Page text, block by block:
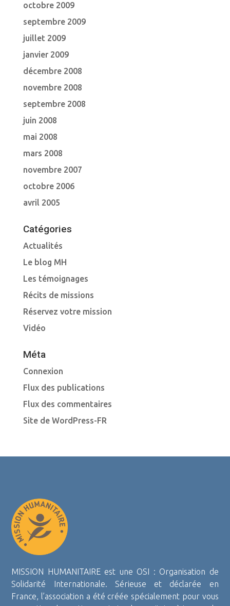
octobre 2009
septembre 2009
juillet 2009
janvier 2009
décembre 2008
novembre 2008
septembre 2008
juin 2008
mai 2008
mars 2008
novembre 2007
octobre 2006
avril 2005
Catégories
Actualités
Le blog MH
Les témoignages
Récits de missions
Réservez votre mission
Vidéo
Méta
Connexion
Flux des publications
Flux des commentaires
Site de WordPress-FR
MISSION HUMANITAIRE est une OSI : Organisation de
Solidarité Internationale. Sérieuse et déclarée en
France, l’association a été créée spécialement pour vous